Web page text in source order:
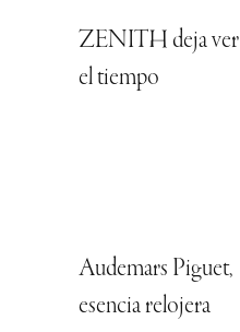
ZENITH deja ver
el tiempo
Audemars Piguet,
esencia relojera